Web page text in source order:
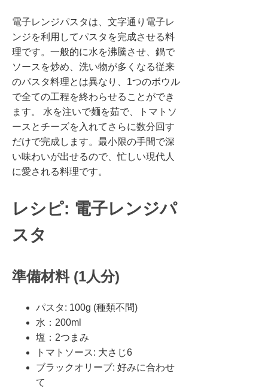
電子レンジパスタは、文字通り電子レ
ンジを利用してパスタを完成させる料
理です。一般的に水を沸騰させ、鍋で
ソースを炒め、洗い物が多くなる従来
のパスタ料理とは異なり、1つのボウル
で全ての工程を終わらせることができ
ます。 水を注いで麺を茹で、トマトソ
ースとチーズを入れてさらに数分回す
だけで完成します。最小限の手間で深
い味わいが出せるので、忙しい現代人
に愛される料理です。
レシピ: 電子レンジパ
スタ
準備材料 (1人分)
パスタ: 100g (種類不問)
水：200ml
塩：2つまみ
トマトソース: 大さじ6
ブラックオリーブ: 好みに合わせ
て